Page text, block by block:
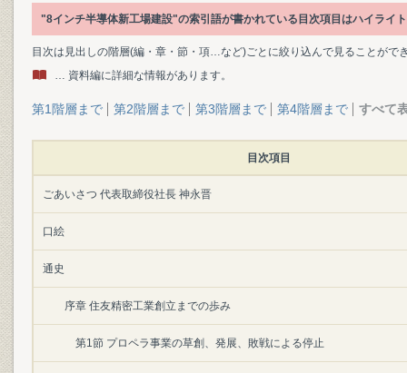
"8インチ半導体新工場建設"の索引語が書かれている目次項目はハイライ
目次は見出しの階層(編・章・節・項…など)ごとに絞り込んで見ることがで
… 資料編に詳細な情報があります。
第1階層まで 第2階層まで 第3階層まで 第4階層まで すべて
目次項目
ごあいさつ 代表取締役社長 神永晋
口絵
通史
序章 住友精密工業創立までの歩み
第1節 プロペラ事業の草創、発展、敗戦による停止